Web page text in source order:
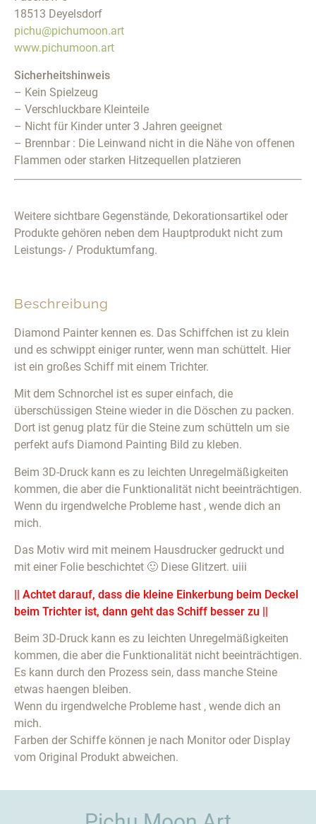
Beschreibung
Diamond Painter kennen es. Das Schiffchen ist zu klein
und es schwippt einiger runter, wenn man schüttelt. Hier
ist ein großes Schiff mit einem Trichter.
Mit dem Schnorchel ist es super einfach, die
überschüssigen Steine wieder in die Döschen zu packen.
Dort ist genug platz für die Steine zum schütteln um sie
perfekt aufs Diamond Painting Bild zu kleben.
Beim 3D-Druck kann es zu leichten Unregelmäßigkeiten
kommen, die aber die Funktionalität nicht beeinträchtigen.
Wenn du irgendwelche Probleme hast , wende dich an
mich.
Das Motiv wird mit meinem Hausdrucker gedruckt und
mit einer Folie beschichtet 🙂 Diese Glitzert. uiii
|| Achtet darauf, dass die kleine Einkerbung beim Deckel
beim Trichter ist, dann geht das Schiff besser zu ||
Beim 3D-Druck kann es zu leichten Unregelmäßigkeiten
kommen, die aber die Funktionalität nicht beeinträchtigen.
Es kann durch den Prozess sein, dass manche Steine
etwas haengen bleiben.
Wenn du irgendwelche Probleme hast , wende dich an
mich.
Farben der Schiffe können je nach Monitor oder Display
vom Original Produkt abweichen.
18513 Deyelsdorf
pichu@pichumoon.art
www.pichumoon.art
Sicherheitshinweis
– Kein Spielzeug
– Verschluckbare Kleinteile
– Nicht für Kinder unter 3 Jahren geeignet
– Brennbar : Die Leinwand nicht in die Nähe von offenen
Flammen oder starken Hitzequellen platzieren
Weitere sichtbare Gegenstände, Dekorationsartikel oder
Produkte gehören neben dem Hauptprodukt nicht zum
Leistungs- / Produktumfang.